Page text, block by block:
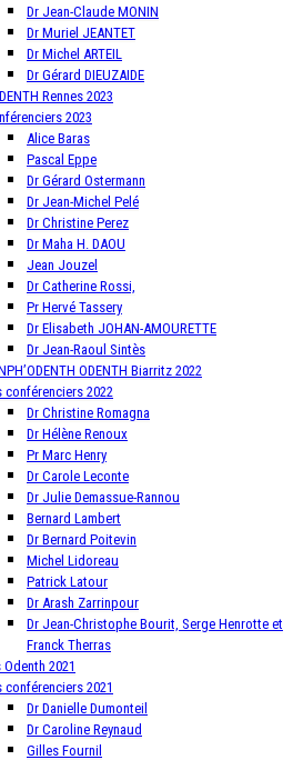
Dr Jean-Claude MONIN
Dr Muriel JEANTET
Dr Michel ARTEIL
Dr Gérard DIEUZAIDE
Rennes 2023
2023
Alice Baras
Pascal Eppe
Dr Gérard Ostermann
Dr Jean-Michel Pelé
Dr Christine Perez
Dr Maha H. DAOU
Jean Jouzel
Dr Catherine Rossi,
Pr Hervé Tassery
Dr Elisabeth JOHAN-AMOURETTE
Dr Jean-Raoul Sintès
ODENTH Biarritz 2022
conférenciers 2022
Dr Christine Romagna
Dr Hélène Renoux
Pr Marc Henry
Dr Carole Leconte
Dr Julie Demassue-Rannou
Bernard Lambert
Dr Bernard Poitevin
Michel Lidoreau
Patrick Latour
Dr Arash Zarrinpour
Dr Jean-Christophe Bourit, Serge Henrotte et
Franck Therras
2021
conférenciers 2021
Dr Danielle Dumonteil
Dr Caroline Reynaud
Gilles Fournil